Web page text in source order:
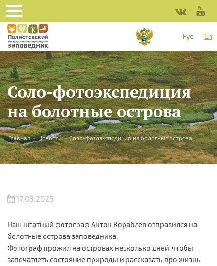
Skip to main content
Рус
En
Соло-фотоэкспедиция
на болотные острова
You are here
Главная » Новости » Соло-фотоэкспедиция на болотные острова
17.03.2025
Наш штатный фотограф Антон Кораблёв отправился на
болотные острова заповедника.
Фотограф прожил на островах несколько дней, чтобы
запечатлеть состояние природы и рассказать про жизнь